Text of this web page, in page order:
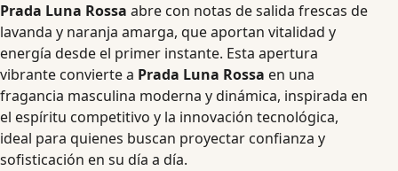
Prada Luna Rossa abre con notas de salida frescas de
lavanda y naranja amarga, que aportan vitalidad y
energía desde el primer instante. Esta apertura
vibrante convierte a Prada Luna Rossa en una
fragancia masculina moderna y dinámica, inspirada en
el espíritu competitivo y la innovación tecnológica,
ideal para quienes buscan proyectar confianza y
sofisticación en su día a día.